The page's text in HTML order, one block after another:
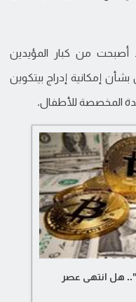
من كبار المؤيدين
إمكانية إدراج بيتكوين
المخصصة للأطفال.
هل انتهى عصر